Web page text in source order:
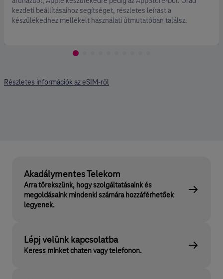
kezdeti beállításaihoz segítséget, részletes leírást a
készülékedhez mellékelt használati útmutatóban találsz.
Részletes információk az eSIM-ről
Akadálymentes Telekom
Arra törekszünk, hogy szolgáltatásaink és
megoldásaink mindenki számára hozzáférhetőek
legyenek.
Lépj velünk kapcsolatba
Keress minket chaten vagy telefonon.